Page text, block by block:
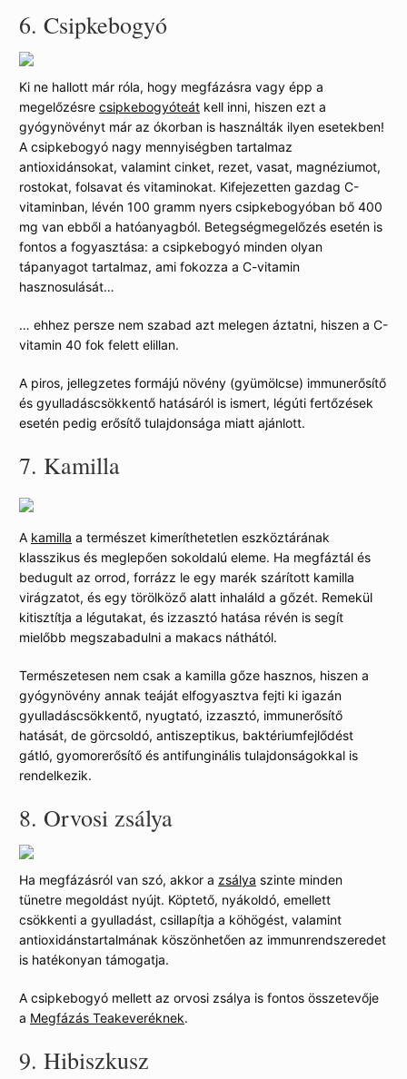
6. Csipkebogyó
Ki ne hallott már róla, hogy megfázásra vagy épp a
megelőzésre csipkebogyóteátkell inni, hiszen ezt a
gyógynövényt már az ókorban is használták ilyen esetekben!
A csipkebogyó nagy mennyiségben tartalmaz
antioxidánsokat, valamint cinket, rezet, vasat, magnéziumot,
rostokat, folsavat és vitaminokat. Kifejezetten gazdag C-
vitaminban, lévén 100 gramm nyers csipkebogyóban bő 400
mg van ebből a hatóanyagból. Betegségmegelőzés esetén is
fontos a fogyasztása: a csipkebogyó minden olyan
tápanyagot tartalmaz, ami fokozza a C-vitamin
hasznosulását…
… ehhez persze nem szabad azt melegen áztatni, hiszen a C-
vitamin 40 fok felett elillan.
A piros, jellegzetes formájú növény (gyümölcse) immunerősítő
és gyulladáscsökkentő hatásáról is ismert, légúti fertőzések
esetén pedig erősítő tulajdonsága miatt ajánlott.
7. Kamilla
A kamilla a természet kimeríthetetlen eszköztárának
klasszikus és meglepően sokoldalú eleme. Ha megfáztál és
bedugult az orrod, forrázz le egy marék szárított kamilla
virágzatot, és egy törölköző alatt inhaláld a gőzét. Remekül
kitisztítja a légutakat, és izzasztó hatása révén is segít
mielőbb megszabadulni a makacs náthától.
Természetesen nem csak a kamilla gőze hasznos, hiszen a
gyógynövény annak teáját elfogyasztva fejti ki igazán
gyulladáscsökkentő, nyugtató, izzasztó, immunerősítő
hatását, de görcsoldó, antiszeptikus, baktériumfejlődést
gátló, gyomorerősítő és antifunginális tulajdonságokkal is
rendelkezik.
8. Orvosi zsálya
Ha megfázásról van szó, akkor a zsálya szinte minden
tünetre megoldást nyújt. Köptető, nyákoldó, emellett
csökkenti a gyulladást, csillapítja a köhögést, valamint
antioxidánstartalmának köszönhetően az immunrendszeredet
is hatékonyan támogatja.
A csipkebogyó mellett az orvosi zsálya is fontos összetevője
a Megfázás Teakeveréknek.
9. Hibiszkusz